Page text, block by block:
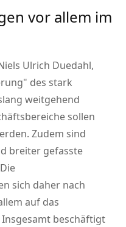
vor allem im
Ulrich Duedahl,
des stark
weitgehend
sollen
Zudem sind
breiter gefasste
sich daher nach
auf das
beschäftigt